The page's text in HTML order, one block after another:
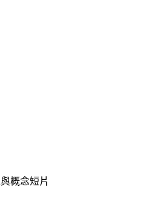
概念短片